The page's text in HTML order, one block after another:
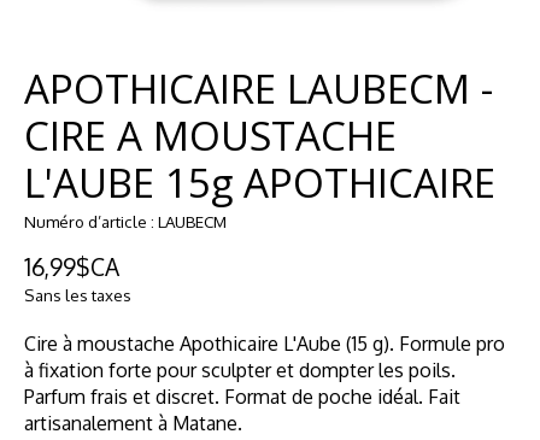
APOTHICAIRE LAUBECM -
CIRE A MOUSTACHE
L'AUBE 15g APOTHICAIRE
Numéro d’article : LAUBECM
16,99$CA
Sans les taxes
Cire à moustache Apothicaire L'Aube (15 g). Formule pro
à fixation forte pour sculpter et dompter les poils.
Parfum frais et discret. Format de poche idéal. Fait
artisanalement à Matane.